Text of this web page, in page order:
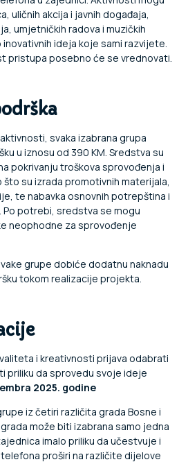
uličnih akcija i javnih događaja,
umjetničkih radova i muzičkih
ideja koje sami razvijete.
pristupa posebno će se vrednovati.
svaka izabrana grupa
u iznosu od 390 KM. Sredstva su
pokrivanju troškova sprovođenja i
su izrada promotivnih materijala,
te nabavka osnovnih potrepština i
potrebi, sredstva se mogu
neophodne za sprovođenje
grupe dobiće dodatnu naknadu
tokom realizacije projekta.
i kreativnosti prijava odabrati
priliku da sprovedu svoje ideje
2025. godine
iz četiri različita grada Bosne i
može biti izabrana samo jedna
imalo priliku da učestvuje i
proširi na različite dijelove